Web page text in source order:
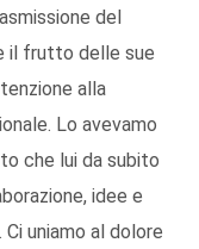
del
il frutto delle sue
alla
Lo avevamo
che lui da subito
idee e
uniamo al dolore